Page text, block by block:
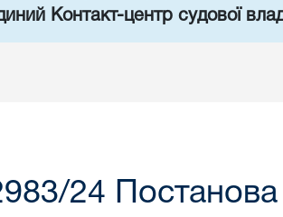
Контакт-центр судової
24